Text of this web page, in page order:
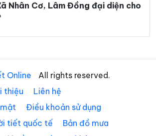
Xã Hàm Liêm
Xã Hòa Ninh
Xã Ka Đô
Xã Krông Nô
Nhân Cơ, Lâm Đồng đại diện cho
Online
All rights reserved.
thiệu
Liên hệ
Điều khoản sử dụng
tiết quốc tế
Bản đồ mưa